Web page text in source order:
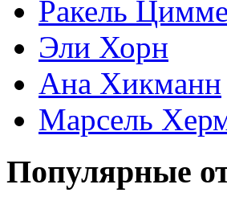
Ракель
Эли Хорн
Ана Хикманн
Марсель
Популярные